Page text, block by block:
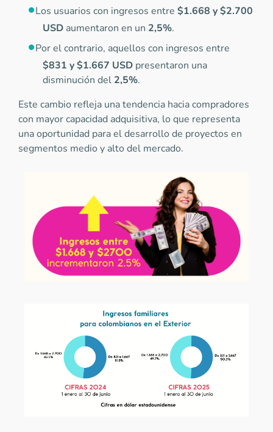
Los usuarios con ingresos entre $1.668 y $2.700
USD aumentaron en un 2,5%.
Por el contrario, aquellos con ingresos entre
$831 y $1.667 USD presentaron una
disminución del 2,5%.
Este cambio refleja una tendencia hacia compradores
con mayor capacidad adquisitiva, lo que representa
una oportunidad para el desarrollo de proyectos en
segmentos medio y alto del mercado.